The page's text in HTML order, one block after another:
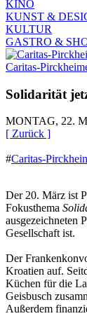
KINO
KUNST &
KULTUR
GASTRO &
Caritas-
Solidarität
MONTAG, 22.
[ Zurück ]
#Caritas-
Der 20. März ist
Fokusthema
ausgezeichneten
Gesellschaft ist.
Der
Kroatien auf.
Küchen für die
Geisbusch
Außerdem